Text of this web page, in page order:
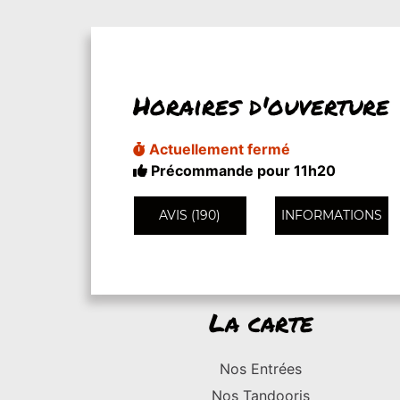
Horaires d'ouverture
Actuellement fermé
Précommande pour 11h20
AVIS (190) INFORMATIONS
La carte
Nos Entrées
Nos Tandooris